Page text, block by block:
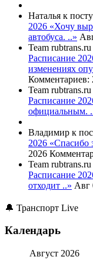
Наталья к
2026 «Хочу
автобуса. ..»
Team
Расписание
изменениях
Комментариев:
Team
Расписание
официальным.
Владимир к
2026 «Спасибо
2026
Team
Расписание
отходит ..» Авг
🔔 Транспорт Live
Календарь
Август 2026